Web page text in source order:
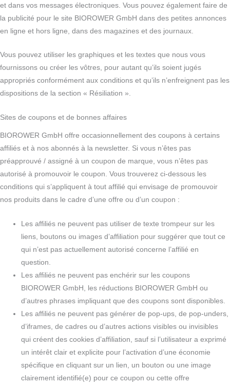
et dans vos messages électroniques. Vous pouvez également faire de
la publicité pour le site BIOROWER GmbH dans des petites annonces
en ligne et hors ligne, dans des magazines et des journaux.
Vous pouvez utiliser les graphiques et les textes que nous vous
fournissons ou créer les vôtres, pour autant qu’ils soient jugés
appropriés conformément aux conditions et qu’ils n’enfreignent pas les
dispositions de la section « Résiliation ».
Sites de coupons et de bonnes affaires
BIOROWER GmbH offre occasionnellement des coupons à certains
affiliés et à nos abonnés à la newsletter. Si vous n’êtes pas
préapprouvé / assigné à un coupon de marque, vous n’êtes pas
autorisé à promouvoir le coupon. Vous trouverez ci-dessous les
conditions qui s’appliquent à tout affilié qui envisage de promouvoir
nos produits dans le cadre d’une offre ou d’un coupon :
Les affiliés ne peuvent pas utiliser de texte trompeur sur les
liens, boutons ou images d’affiliation pour suggérer que tout ce
qui n’est pas actuellement autorisé concerne l’affilié en
question.
Les affiliés ne peuvent pas enchérir sur les coupons
BIOROWER GmbH, les réductions BIOROWER GmbH ou
d’autres phrases impliquant que des coupons sont disponibles.
Les affiliés ne peuvent pas générer de pop-ups, de pop-unders,
d’iframes, de cadres ou d’autres actions visibles ou invisibles
qui créent des cookies d’affiliation, sauf si l’utilisateur a exprimé
un intérêt clair et explicite pour l’activation d’une économie
spécifique en cliquant sur un lien, un bouton ou une image
clairement identifié(e) pour ce coupon ou cette offre